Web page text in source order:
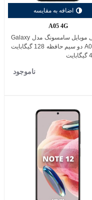
اضافه به مقایسه
A05 4G
گوشی موبایل سامسونگ مدل Galaxy
A05 4G دو سیم حافظه 128 گیگابایت
ناموجود